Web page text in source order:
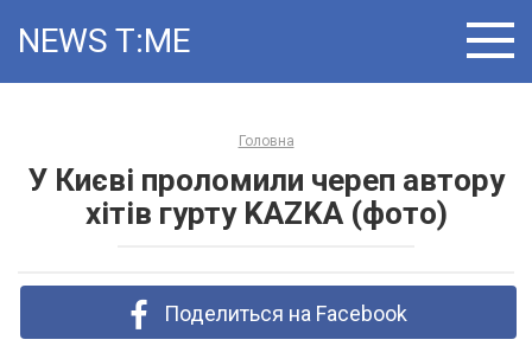
NEWS T:ME
Головна
У Києві проломили череп автору
хітів гурту KAZKA (фото)
Поделиться на Facebook